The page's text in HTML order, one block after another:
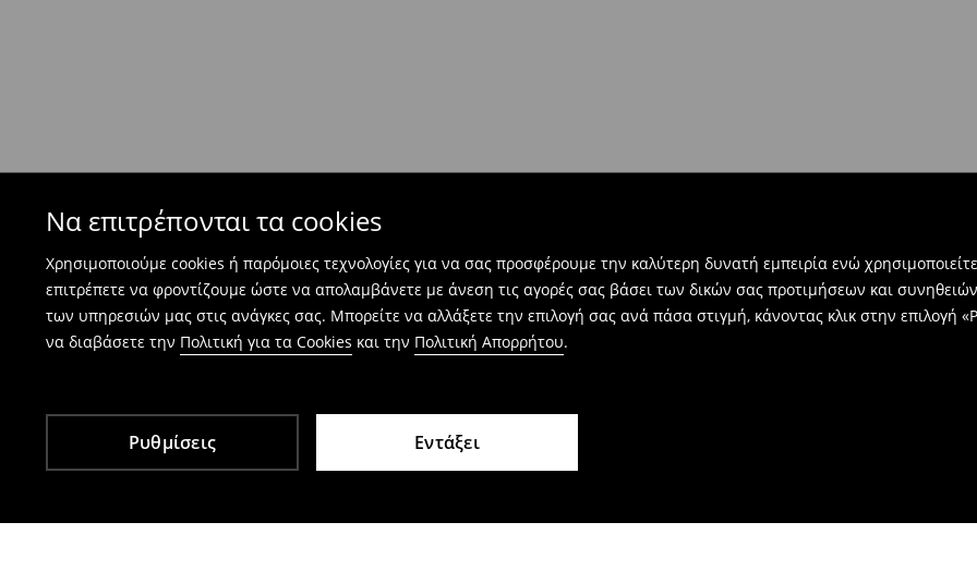
Να επιτρέπονται τα cookies
Χρησιμοποιούμε cookies ή παρόμοιες τεχνολογίες για να σας προσφέρουμε την καλύτερη δυνατή εμπειρία ενώ
επιτρέπετε να φροντίζουμε ώστε να απολαμβάνετε με άνεση τις αγορές σας βάσει των δικών σας προτιμήσεων και
των υπηρεσιών μας στις ανάγκες σας. Μπορείτε να αλλάξετε την επιλογή σας ανά πάσα στιγμή, κάνοντας κλικ στην επιλογή
να διαβάσετε την Πολιτική για τα Cookies και την Πολιτική Απορρήτου.
Ρυθμίσεις Εντάξει
⟶Πώς γίνεται η επιστροφή προϊόντων